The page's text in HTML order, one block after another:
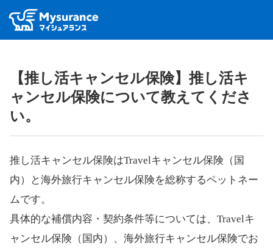
【推し活キャンセル保険】推し活キ
ャンセル保険について教えてくださ
い。
推し活キャンセル保険はTravelキャンセル保険（国
内）と海外旅行キャンセル保険を総称するペットネー
ムです。
具体的な補償内容・契約条件等については、Travelキ
ャンセル保険（国内）、海外旅行キャンセル保険でお